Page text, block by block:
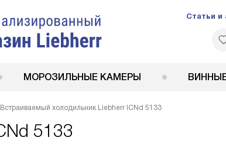
Статьи и
МОРОЗИЛЬНЫЕ КАМЕРЫ
Встраиваемый холодильник Liebherr ICNd 5133
5133